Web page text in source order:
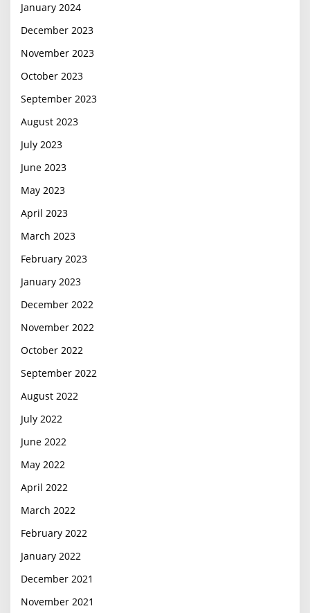
January 2024
December 2023
November 2023
October 2023
September 2023
August 2023
July 2023
June 2023
May 2023
April 2023
March 2023
February 2023
January 2023
December 2022
November 2022
October 2022
September 2022
August 2022
July 2022
June 2022
May 2022
April 2022
March 2022
February 2022
January 2022
December 2021
November 2021